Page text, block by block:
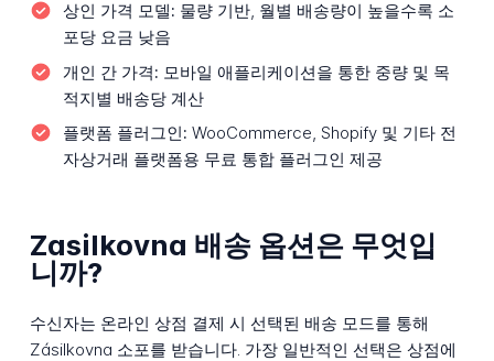
상인 가격 모델: 물량 기반, 월별 배송량이 높을수록 소
포당 요금 낮음
개인 간 가격: 모바일 애플리케이션을 통한 중량 및 목
적지별 배송당 계산
플랫폼 플러그인: WooCommerce, Shopify 및 기타 전
자상거래 플랫폼용 무료 통합 플러그인 제공
Zasilkovna 배송 옵션은 무엇입
니까?
수신자는 온라인 상점 결제 시 선택된 배송 모드를 통해
Zásilkovna 소포를 받습니다. 가장 일반적인 선택은 상점에